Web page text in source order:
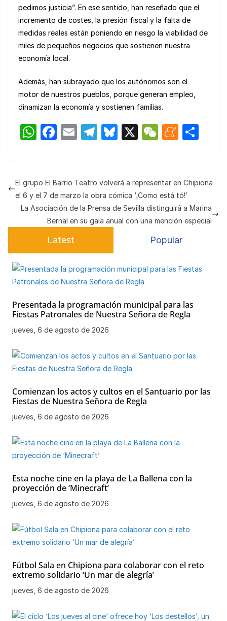
pedimos justicia”. En ese sentido, han reseñado que el
incremento de costes, la presión fiscal y la falta de
medidas reales están poniendo en riesgo la viabilidad de
miles de pequeños negocios que sostienen nuestra
economía local.
Además, han subrayado que los autónomos son el
motor de nuestros pueblos, porque generan empleo,
dinamizan la economía y sostienen familias.
W
s
A
p
p
F
e
b
o
o
k
E
T
gr
a
m
Bl
s
k
y
X
W
h
at
M
e
a
m
e
p
tir
El grupo El Barrio Teatro volverá a representar en Chipiona
el 6 y el 7 de marzo la obra cómica ‘¡Como está tó!’
La Asociación de la Prensa de Sevilla distinguirá a Marina
Bernal en su gala anual con una mención especial
Latest Popular
Presentada la programación municipal para las
Fiestas Patronales de Nuestra Señora de Regla
jueves, 6 de agosto de 2026
Comienzan los actos y cultos en el Santuario por las
Fiestas de Nuestra Señora de Regla
jueves, 6 de agosto de 2026
Esta noche cine en la playa de La Ballena con la
proyección de ‘Minecraft’
jueves, 6 de agosto de 2026
Fútbol Sala en Chipiona para colaborar con el reto
extremo solidario ‘Un mar de alegría’
jueves, 6 de agosto de 2026